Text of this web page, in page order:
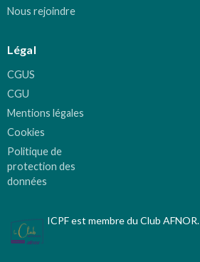
Nous rejoindre
Légal
CGUS
CGU
Mentions légales
Cookies
Politique de
protection des
données
ICPF est membre du Club AFNOR.